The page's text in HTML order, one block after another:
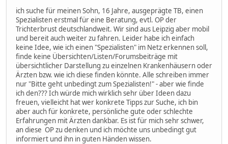
ich suche für meinen Sohn, 16 Jahre, ausgeprägte TB, einen
Spezialisten erstmal für eine Beratung, evtl. OP der
Trichterbrust deutschlandweit. Wir sind aus Leipzig aber mobil
und bereit auch weiter zu fahren. Leider habe ich einfach
keine Idee, wie ich einen "Spezialisten" im Netz erkennen soll,
finde keine Übersichten/Listen/Forumsbeiträge mit
übersichtlicher Darstellung zu einzelnen Krankenhäusern oder
Ärzten bzw. wie ich diese finden könnte. Alle schreiben immer
nur "Bitte geht unbedingt zum Spezialisten!" - aber wie finde
ich den??? Ich würde mich wirklich sehr über Ideen dazu
freuen, vielleicht hat wer konkrete Tipps zur Suche, ich bin
aber auch für konkrete, persönliche gute oder schlechte
Erfahrungen mit Ärzten dankbar. Es ist für mich sehr schwer,
an diese OP zu denken und ich möchte uns unbedingt gut
informiert und ihn in guten Händen wissen.